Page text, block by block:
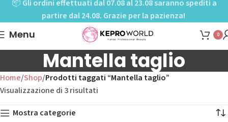
📦 Gli ordini effettuati dal 07.08 al 23.08 saranno spediti a
partire dal 24.08. Grazie per la pazienza!
Menu 0
Mantella taglio
Home Shop Prodotti taggati “Mantella taglio”
Visualizzazione di 3 risultati
Mostra categorie